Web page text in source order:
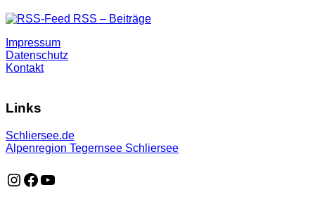
RSS – Beiträge
Impressum
Datenschutz
Kontakt
Links
Schliersee.de
Alpenregion Tegernsee Schliersee
https://www.instagram.com/
https://www.facebook.com/schliersee
https://music.youtube.com/